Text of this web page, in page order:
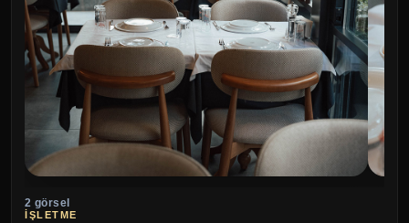
Ceneviz Caddebostan
2 görsel
İŞLETME